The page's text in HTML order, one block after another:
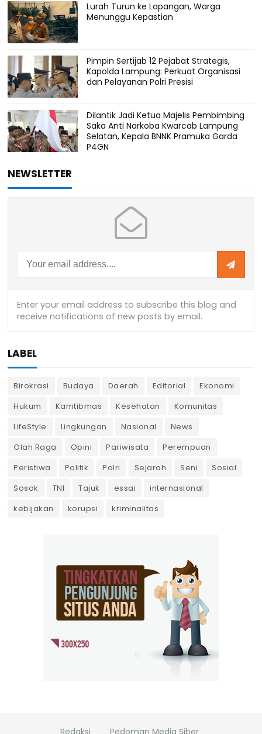
Lurah Turun ke Lapangan, Warga
Menunggu Kepastian
Pimpin Sertijab 12 Pejabat Strategis,
Kapolda Lampung: Perkuat Organisasi
dan Pelayanan Polri Presisi
Dilantik Jadi Ketua Majelis Pembimbing
Saka Anti Narkoba Kwarcab Lampung
Selatan, Kepala BNNK Pramuka Garda
P4GN
NEWSLETTER
LABEL
Birokrasi Budaya Daerah Editorial
Ekonomi
Hukum
Kamtibmas Kesehatan
Komunitas
LifeStyle
Lingkungan Nasional
News
Olah Raga
Opini Pariwisata
Perempuan
Peristiwa
Politik Polri Sejarah Seni
Sosial
Sosok
TNI Tajuk essai
internasional
kebijakan
korupsi kriminalitas